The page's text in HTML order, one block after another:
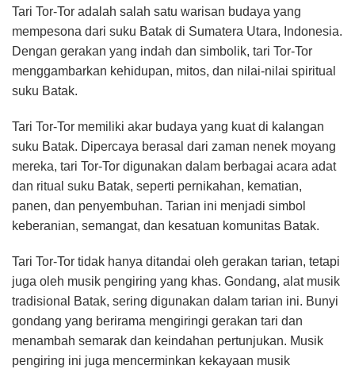
Tari Tor-Tor adalah salah satu warisan budaya yang
mempesona dari suku Batak di Sumatera Utara, Indonesia.
Dengan gerakan yang indah dan simbolik, tari Tor-Tor
menggambarkan kehidupan, mitos, dan nilai-nilai spiritual
suku Batak.
Tari Tor-Tor memiliki akar budaya yang kuat di kalangan
suku Batak. Dipercaya berasal dari zaman nenek moyang
mereka, tari Tor-Tor digunakan dalam berbagai acara adat
dan ritual suku Batak, seperti pernikahan, kematian,
panen, dan penyembuhan. Tarian ini menjadi simbol
keberanian, semangat, dan kesatuan komunitas Batak.
Tari Tor-Tor tidak hanya ditandai oleh gerakan tarian, tetapi
juga oleh musik pengiring yang khas. Gondang, alat musik
tradisional Batak, sering digunakan dalam tarian ini. Bunyi
gondang yang berirama mengiringi gerakan tari dan
menambah semarak dan keindahan pertunjukan. Musik
pengiring ini juga mencerminkan kekayaan musik